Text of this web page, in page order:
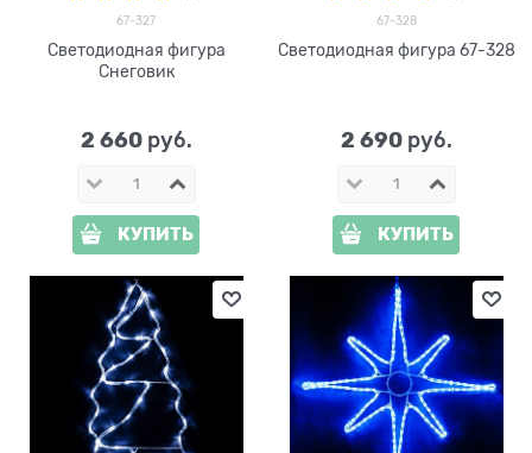
67-327
Светодиодная фигура
Снеговик
2 660 руб.
КУПИТЬ
67-328
Светодиодная фигура 67-328
2 690 руб.
КУПИТЬ